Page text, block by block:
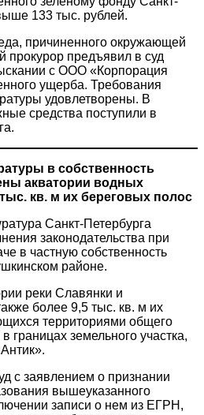
133 тыс. рублей.
причиненного окружающей
прокурор предъявил в суд
с ООО «Корпорация
ущерба. Требования
удовлетворены. В
средства поступили в
в собственность
акватории водных
кв. м их береговых полос
Санкт-Петербурга
законодательства при
в частную собственность
районе.
реки Славянки и
более 9,5 тыс. кв. м их
территориями общего
границах земельного участка,
с заявлением о признании
вышеуказанного
записи о нем из ЕГРН,